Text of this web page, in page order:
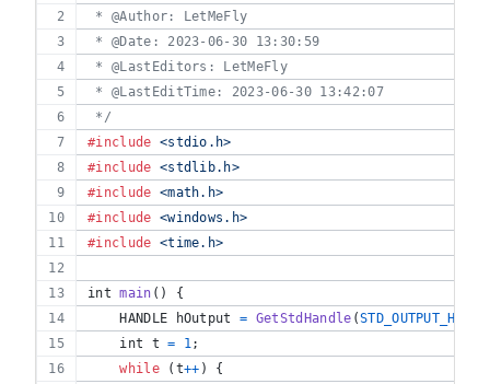
* @Author: LetMeFly
* @Date: 2023-06-30 13:30:59
* @LastEditors: LetMeFly
* @LastEditTime: 2023-06-30 13:42:07
*/
#include <stdio.h>
#include <stdlib.h>
#include <math.h>
#include <windows.h>
#include <time.h>
int main () {
HANDLE
hOutput = GetStdHandle (
int
t = 1 ;
while ( t++ ) {